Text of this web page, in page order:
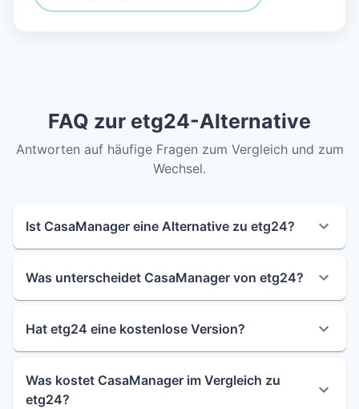
FAQ zur etg24-Alternative
Antworten auf häufige Fragen zum Vergleich und zum
Wechsel.
Ist CasaManager eine Alternative zu etg24?
Was unterscheidet CasaManager von etg24?
Hat etg24 eine kostenlose Version?
Was kostet CasaManager im Vergleich zu
etg24?